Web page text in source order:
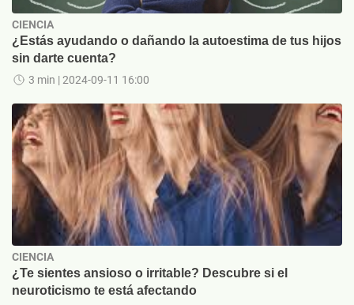
CIENCIA
¿Estás ayudando o dañando la autoestima de tus hijos
sin darte cuenta?
3 min | 2024-09-11 16:00
CIENCIA
¿Te sientes ansioso o irritable? Descubre si el
neuroticismo te está afectando